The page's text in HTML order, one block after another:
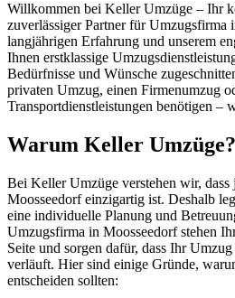
Willkommen bei Keller Umzüge – Ihr
zuverlässiger Partner für Umzugsfirma
langjährigen Erfahrung und unserem
Ihnen erstklassige
Bedürfnisse und Wünsche
privaten Umzug, einen Firmenumzug
Transportdienstleistungen benötigen –
Warum Keller Umzüge?
Bei Keller Umzüge verstehen wir,
Moosseedorf einzigartig ist. Deshalb
eine individuelle Planung und
Umzugsfirma in Moosseedorf stehen
Seite und sorgen dafür, dass Ihr
verläuft. Hier sind einige Gründe,
entscheiden sollten: